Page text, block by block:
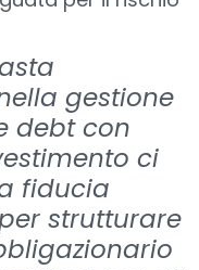
gestione
debt con
ci
fiducia
strutturare